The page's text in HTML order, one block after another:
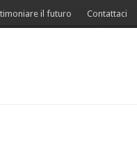
il futuro Contattaci